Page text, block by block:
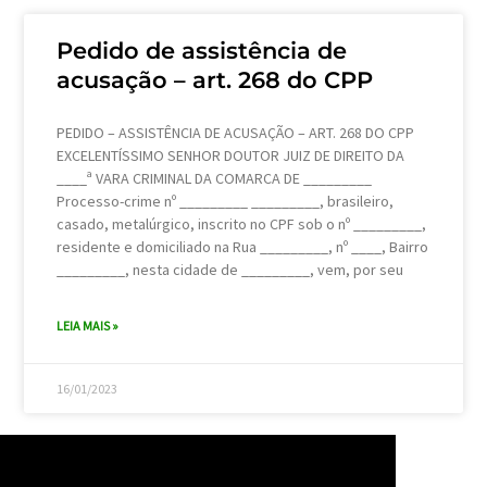
Pedido de assistência de
acusação – art. 268 do CPP
PEDIDO – ASSISTÊNCIA DE ACUSAÇÃO – ART. 268 DO CPP
EXCELENTÍSSIMO SENHOR DOUTOR JUIZ DE DIREITO DA
____ª VARA CRIMINAL DA COMARCA DE _________
Processo-crime nº _________ _________, brasileiro,
casado, metalúrgico, inscrito no CPF sob o nº _________,
residente e domiciliado na Rua _________, nº ____, Bairro
_________, nesta cidade de _________, vem, por seu
LEIA MAIS »
16/01/2023